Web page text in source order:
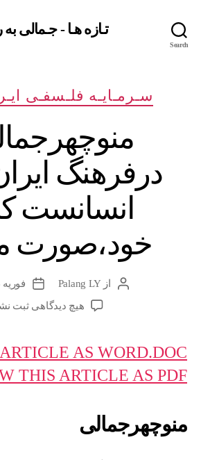
Search
تـازه هـا - جـمالی به
دسته‌هاسـرمـایـه فلـسفـی
درفرهنگ
انسانست
خود،صورت
نویسندهٔ
نوشته
ازPalang LY
تاریخفوریه 25, 2011
هیچ دیدگاهیبرای
،
ثبت
AS WORD.DOC
THIS ARTICLE AS PDF
منوچهرجمالی